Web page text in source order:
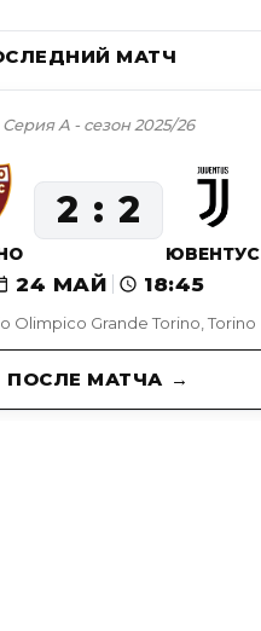
Olimpico Grande Torino, Torino
Серия А - сезон 2025/26
24 МАЙ 18:45
2 2
ЮВЕНТУС
ПОСЛЕ МАТЧА